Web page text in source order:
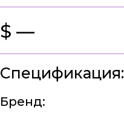
$ —
Спецификация:
Бренд: